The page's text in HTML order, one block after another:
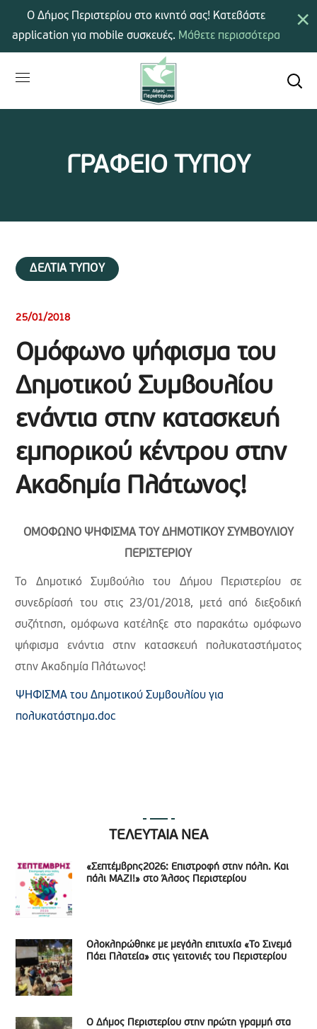
ΓΡΑΦΕΙΟ ΤΥΠΟΥ
ΔΕΛΤΙΑ ΤΥΠΟΥ
25/01/2018
Ομόφωνο ψήφισμα του
Δημοτικού Συμβουλίου
ενάντια στην κατασκευή
εμπορικού κέντρου στην
Ακαδημία Πλάτωνος!
ΟΜΟΦΩΝΟ ΨΗΦΙΣΜΑ ΤΟΥ ΔΗΜΟΤΙΚΟΥ ΣΥΜΒΟΥΛΙΟΥ
ΠΕΡΙΣΤΕΡΙΟΥ
Το Δημοτικό Συμβούλιο του Δήμου Περιστερίου σε
συνεδρίασή του στις 23/01/2018, μετά από διεξοδική
συζήτηση, ομόφωνα κατέληξε στο παρακάτω ομόφωνο
ψήφισμα ενάντια στην κατασκευή πολυκαταστήματος
στην Ακαδημία Πλάτωνος!
ΨΗΦΙΣΜΑ του Δημοτικού Συμβουλίου για
πολυκατάστημα.doc
ΤΕΛΕΥΤΑΙΑ ΝΕΑ
«Σεπτέμβρης2026: Επιστροφή στην πόλη. Και
πάλι ΜΑΖΙ!» στο Άλσος Περιστερίου
Ολοκληρώθηκε με μεγάλη επιτυχία «Το Σινεμά
Πάει Πλατεία» στις γειτονιές του Περιστερίου
Ο Δήμος Περιστερίου στην πρώτη γραμμή στα
×
Ο Δήμος Περιστερίου στο κινητό σας! Κατεβάστε
application για mobile συσκευές. Μάθετε περισσότερα